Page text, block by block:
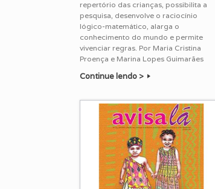
repertório das crianças, possibilita a
pesquisa, desenvolve o raciocínio
lógico-matemático, alarga o
conhecimento do mundo e permite
vivenciar regras. Por Maria Cristina
Proença e Marina Lopes Guimarães
Continue lendo >